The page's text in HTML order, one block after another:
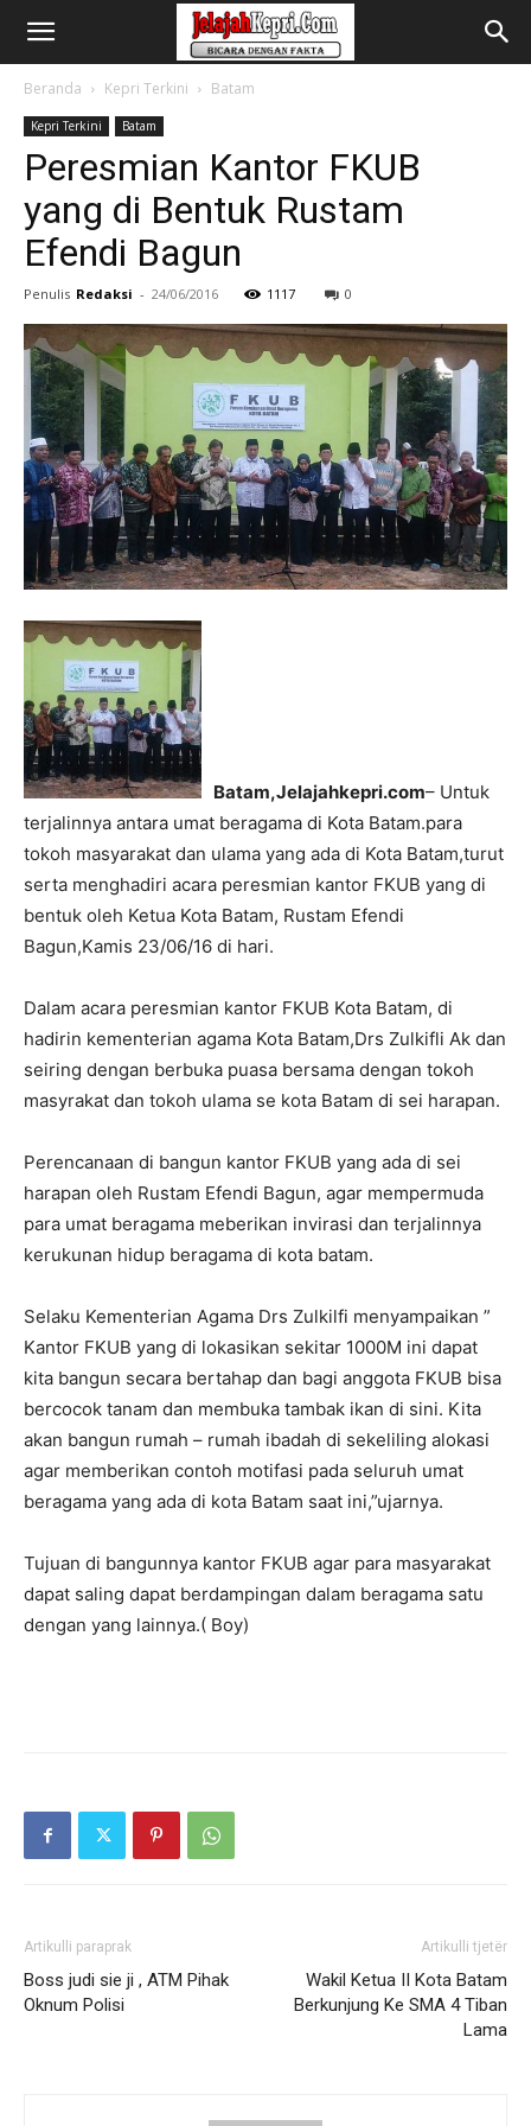
Beranda Kepri Terkini Batam
Kepri Terkini Batam
Peresmian Kantor FKUB
yang di Bentuk Rustam
Efendi Bagun
Penulis Redaksi - 24/06/2016 1117 0
Batam,Jelajahkepri.com– Untuk
terjalinnya antara umat beragama di Kota Batam.para
tokoh masyarakat dan ulama yang ada di Kota Batam,turut
serta menghadiri acara peresmian kantor FKUB yang di
bentuk oleh Ketua Kota Batam, Rustam Efendi
Bagun,Kamis 23/06/16 di hari.
Dalam acara peresmian kantor FKUB Kota Batam, di
hadirin kementerian agama Kota Batam,Drs Zulkifli Ak dan
seiring dengan berbuka puasa bersama dengan tokoh
masyrakat dan tokoh ulama se kota Batam di sei harapan.
Perencanaan di bangun kantor FKUB yang ada di sei
harapan oleh Rustam Efendi Bagun, agar mempermuda
para umat beragama meberikan invirasi dan terjalinnya
kerukunan hidup beragama di kota batam.
Selaku Kementerian Agama Drs Zulkilfi menyampaikan ”
Kantor FKUB yang di lokasikan sekitar 1000M ini dapat
kita bangun secara bertahap dan bagi anggota FKUB bisa
bercocok tanam dan membuka tambak ikan di sini. Kita
akan bangun rumah – rumah ibadah di sekeliling alokasi
agar memberikan contoh motifasi pada seluruh umat
beragama yang ada di kota Batam saat ini,”ujarnya.
Tujuan di bangunnya kantor FKUB agar para masyarakat
dapat saling dapat berdampingan dalam beragama satu
dengan yang lainnya.( Boy)
Artikulli paraprak
Boss judi sie ji , ATM Pihak
Oknum Polisi
Artikulli tjetër
Wakil Ketua II Kota Batam
Berkunjung Ke SMA 4 Tiban
Lama